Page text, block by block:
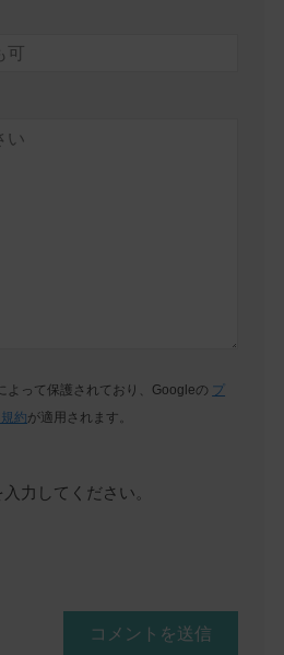
よって保護されており、Googleの プ
約が適用されます。
力してください。